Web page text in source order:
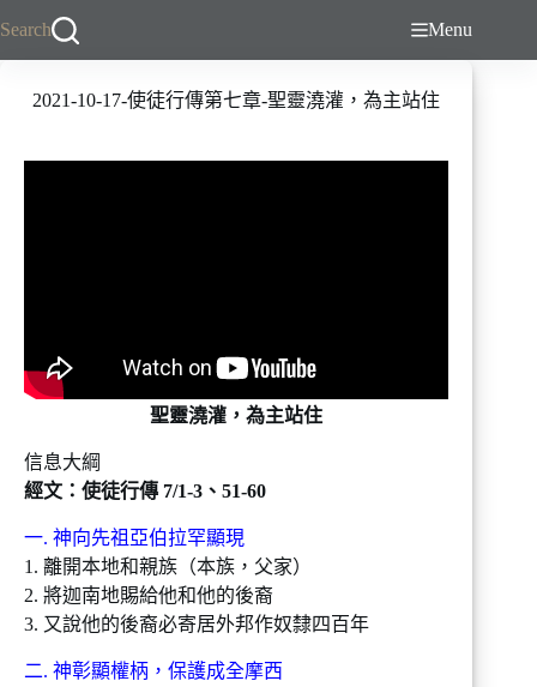
Search Menu
2021-10-17-使徒行傳第七章-聖靈澆灌，為主站住
聖靈澆灌，為主站住
信息大綱
經文：使徒行傳 7/1-3、51-60
一. 神向先祖亞伯拉罕顯現
1. 離開本地和親族（本族，父家）
2. 將迦南地賜給他和他的後裔
3. 又說他的後裔必寄居外邦作奴隸四百年
二. 神彰顯權柄，保護成全摩西